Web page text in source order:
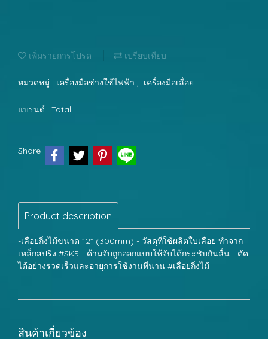
เพิ่มรายการโปรด เปรียบเทียบ
หมวดหมู่ : เครื่องมือช่างใช้ไฟฟ้า , เครื่องมือเลื่อย
แบรนด์ : Total
Share
Product description
-เลื่อยกิ่งไม้ขนาด 12" (300mm) - วัสดุที่ใช้ผลิตใบเลื่อย ทำจาก
เหล็กสปริง #SK5 - ด้ามจับถูกออกแบบให้จับได้กระชับกันลื่น - ตัด
ได้อย่างรวดเร็วและอายุการใช้งานที่นาน #เลื่อยกิ่งไม้
สินค้าเกี่ยวข้อง